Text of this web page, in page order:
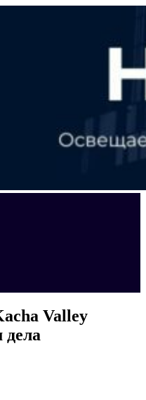
Valley
дела